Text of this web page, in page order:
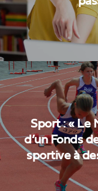
Sport : « Le
d’un Fonds
sportive à